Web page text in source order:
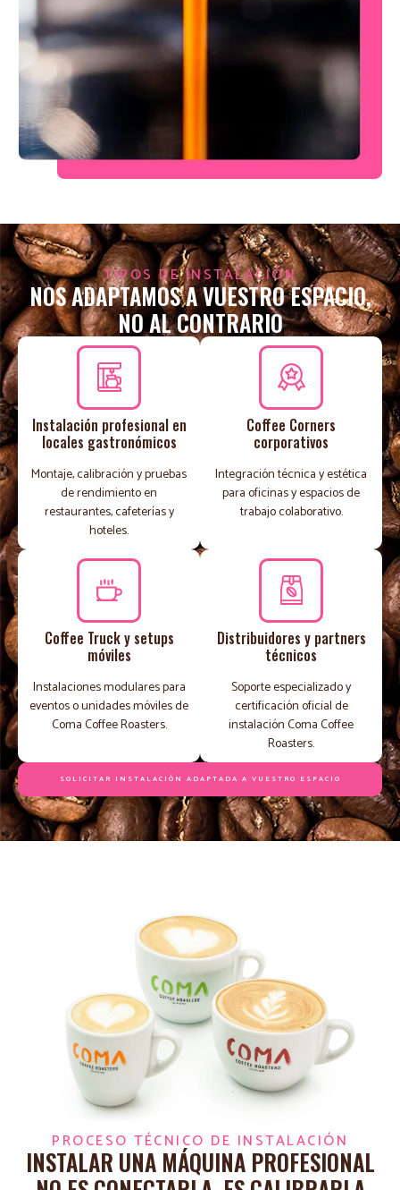
TIPOS DE INSTALACIÓN
NOS ADAPTAMOS A VUESTRO ESPACIO,
NO AL CONTRARIO
Instalación profesional en
locales gastronómicos
Montaje, calibración y pruebas
de rendimiento en
restaurantes, cafeterías y
hoteles.
Coffee Corners
corporativos
Integración técnica y estética
para oficinas y espacios de
trabajo colaborativo.
Coffee Truck y setups
móviles
Instalaciones modulares para
eventos o unidades móviles de
Coma Coffee Roasters.
Distribuidores y partners
técnicos
Soporte especializado y
certificación oficial de
instalación Coma Coffee
Roasters.
SOLICITAR INSTALACIÓN ADAPTADA A VUESTRO ESPACIO
PROCESO TÉCNICO DE INSTALACIÓN
INSTALAR UNA MÁQUINA PROFESIONAL